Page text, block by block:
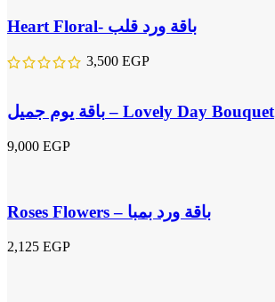
Heart Floral- باقة ورد قلب
3,500 EGP
باقة يوم جميل – Lovely Day Bouquet
9,000 EGP
Roses Flowers – باقة ورد بمبا
2,125 EGP